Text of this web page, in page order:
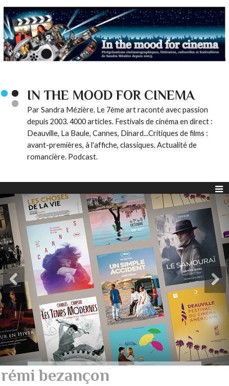
IN THE MOOD FOR CINEMA
Par Sandra Mézière. Le 7ème art raconté avec passion
depuis 2003. 4000 articles. Festivals de cinéma en direct :
Deauville, La Baule, Cannes, Dinard...Critiques de films :
avant-premières, à l'affiche, classiques. Actualité de
romancière. Podcast.
rémi bezançon